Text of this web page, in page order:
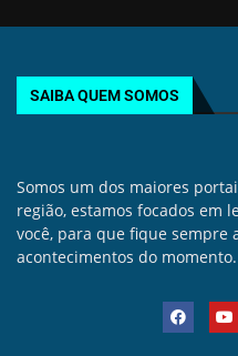
SAIBA QUEM SOMOS
Somos um dos maiores
região, estamos focados em
você, para que fique sempre
acontecimentos do momento.